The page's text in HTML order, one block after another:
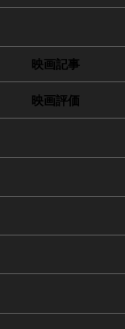
映画記事
映画評価